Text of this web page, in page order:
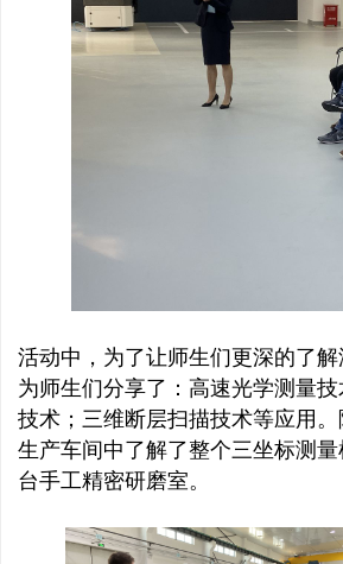
活动中，为了让师生们更深的了
为师生们分享了：高速光学测量
技术；三维断层扫描技术等应用
生产车间中了解了整个三坐标测
台手工精密研磨室。